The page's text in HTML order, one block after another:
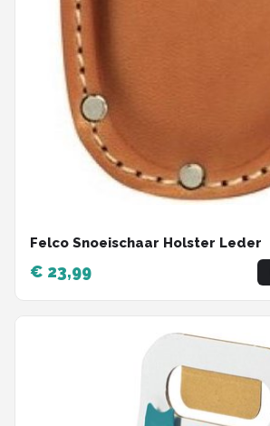
Felco Snoeischaar Holster Leder
€ 23,99